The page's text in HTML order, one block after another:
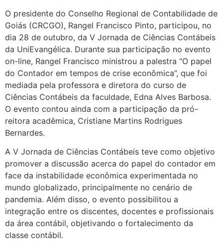
O presidente do Conselho Regional de Contabilidade de
Goiás (CRCGO), Rangel Francisco Pinto, participou, no
dia 28 de outubro, da V Jornada de Ciências Contábeis
da UniEvangélica. Durante sua participação no evento
on-line, Rangel Francisco ministrou a palestra “O papel
do Contador em tempos de crise econômica”, que foi
mediada pela professora e diretora do curso de
Ciências Contábeis da faculdade, Edna Alves Barbosa.
O evento contou ainda com a participação da pró-
reitora acadêmica, Cristiane Martins Rodrigues
Bernardes.
A V Jornada de Ciências Contábeis teve como objetivo
promover a discussão acerca do papel do contador em
face da instabilidade econômica experimentada no
mundo globalizado, principalmente no cenário de
pandemia. Além disso, o evento possibilitou a
integração entre os discentes, docentes e profissionais
da área contábil, objetivando o fortalecimento da
classe contábil.